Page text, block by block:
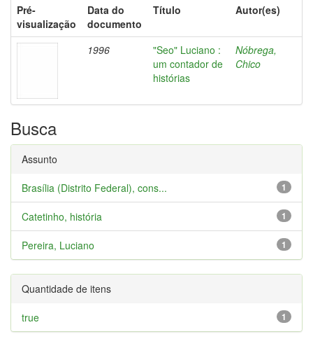
Pré-
visualização
Data do
documento
Título Autor(es)
1996
"Seo" Luciano :
um contador de
histórias
Nóbrega,
Chico
Busca
Assunto
1
Brasília (Distrito Federal), cons...
1
Catetinho, história
1
Pereira, Luciano
Quantidade de itens
1
true